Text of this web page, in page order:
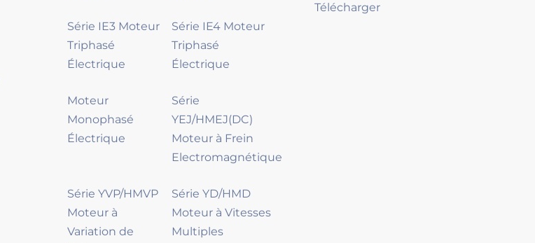
Série IE3 Moteur
Triphasé
Électrique
Série IE4 Moteur
Triphasé
Électrique
Moteur
Monophasé
Électrique
Série
YEJ/HMEJ(DC)
Moteur à Frein
Electromagnétique
Série YVP/HMVP
Moteur à
Variation de
Série YD/HMD
Moteur à Vitesses
Multiples
Télécharger